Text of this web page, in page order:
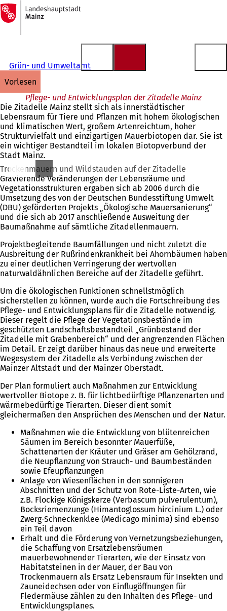
Inhalt anspringen
Zur
Startseite
Grün- und Umweltamt
vorlesen
Pflege- und Entwicklungsplan der Zitadelle Mainz
Die Zitadelle Mainz stellt sich als innerstädtischer
Lebensraum für Tiere und Pflanzen mit hohem ökologischen
und klimatischen Wert, großem Artenreichtum, hoher
Strukturvielfalt und einzigartigen Mauerbiotopen dar. Sie ist
ein wichtiger Bestandteil im lokalen Biotopverbund der
Stadt Mainz.
Trockenmauern und Wildstauden auf der Zitadelle
Gravierende Veränderungen der Lebensräume und
Vegetationsstrukturen ergaben sich ab 2006 durch die
Umsetzung des von der Deutschen Bundesstiftung Umwelt
(DBU) geförderten Projekts „Ökologische Mauersanierung“
und die sich ab 2017 anschließende Ausweitung der
Baumaßnahme auf sämtliche Zitadellenmauern.
Projektbegleitende Baumfällungen und nicht zuletzt die
Ausbreitung der Rußrindenkrankheit bei Ahornbäumen haben
zu einer deutlichen Verringerung der wertvollen
naturwaldähnlichen Bereiche auf der Zitadelle geführt.
Um die ökologischen Funktionen schnellstmöglich
sicherstellen zu können, wurde auch die Fortschreibung des
Pflege- und Entwicklungsplans für die Zitadelle notwendig.
Dieser regelt die Pflege der Vegetationsbestände im
geschützten Landschaftsbestandteil „Grünbestand der
Zitadelle mit Grabenbereich“ und der angrenzenden Flächen
im Detail. Er zeigt darüber hinaus das neue und erweiterte
Wegesystem der Zitadelle als Verbindung zwischen der
Mainzer Altstadt und der Mainzer Oberstadt.
Der Plan formuliert auch Maßnahmen zur Entwicklung
wertvoller Biotope z. B. für lichtbedürftige Pflanzenarten und
wärmebedürftige Tierarten. Dieser dient somit
gleichermaßen den Ansprüchen des Menschen und der Natur.
Maßnahmen wie die Entwicklung von blütenreichen
Säumen im Bereich besonnter Mauerfüße,
Schattenarten der Kräuter und Gräser am Gehölzrand,
die Neupflanzung von Strauch- und Baumbeständen
sowie Efeupflanzungen
Anlage von Wiesenflächen in den sonnigeren
Abschnitten und der Schutz von Rote-Liste-Arten, wie
z.B. Flockige Königskerze (Verbascum pulverulentum),
Bocksriemenzunge (Himantoglossum hircinium L.) oder
Zwerg-Schneckenklee (Medicago minima) sind ebenso
ein Teil davon
Erhalt und die Förderung von Vernetzungsbeziehungen,
die Schaffung von Ersatzlebensräumen
mauerbewohnender Tierarten, wie der Einsatz von
Habitatsteinen in der Mauer, der Bau von
Trockenmauern als Ersatz Lebensraum für Insekten und
Zauneidechsen oder von Einflugöffnungen für
Fledermäuse zählen zu den Inhalten des Pflege- und
Entwicklungsplanes.